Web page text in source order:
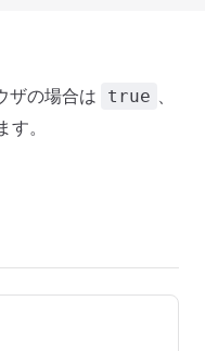
ザの場合は true 、
す。